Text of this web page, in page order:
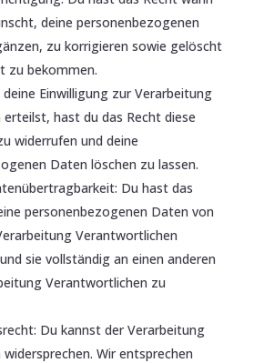
deine personenbezogenen
zu korrigieren sowie gelöscht
zu bekommen.
deine Einwilligung zur Verarbeitung
hast du das Recht diese
widerrufen und deine
Daten löschen zu lassen.
Du hast das
personenbezogenen Daten von
Verantwortlichen
sie vollständig an einen anderen
Verantwortlichen zu
Du kannst der Verarbeitung
Wir entsprechen